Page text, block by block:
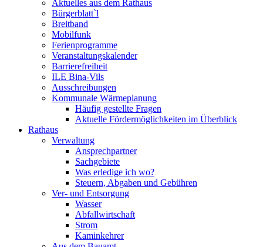
Aktuelles aus dem Rathaus
Bürgerblatt`l
Breitband
Mobilfunk
Ferienprogramme
Veranstaltungskalender
Barrierefreiheit
ILE Bina-Vils
Ausschreibungen
Kommunale Wärmeplanung
Häufig gestellte Fragen
Aktuelle Fördermöglichkeiten im Überblick
Rathaus
Verwaltung
Ansprechpartner
Sachgebiete
Was erledige ich wo?
Steuern, Abgaben und Gebühren
Ver- und Entsorgung
Wasser
Abfallwirtschaft
Strom
Kaminkehrer